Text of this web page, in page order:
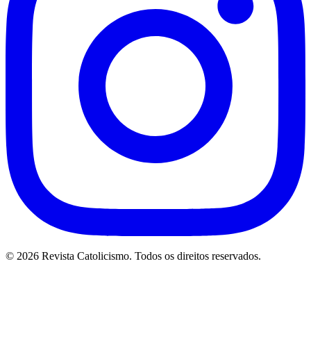
© 2026 Revista Catolicismo. Todos os direitos reservados.